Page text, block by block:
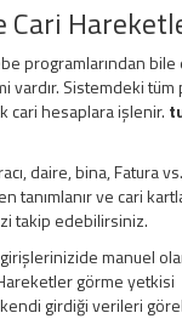
Cari
programlarından bile
vardır. Sistemdeki tüm
cari hesaplara işlenir.
daire, bina, Fatura
tanımlanır ve cari
takip edebilirsiniz.
manuel
görme yetkisi
girdiği verileri